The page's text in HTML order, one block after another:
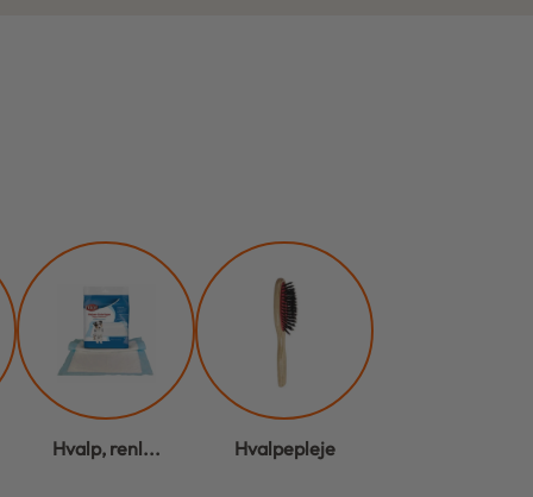
Hvalp, renl... Hvalpepleje